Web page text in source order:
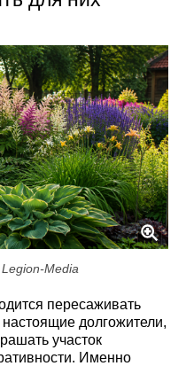
Media
пересаживать
долгожители,
участок
Именно